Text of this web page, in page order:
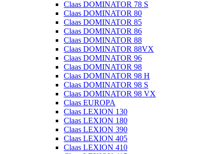
Claas DOMINATOR 78 S
Claas DOMINATOR 80
Claas DOMINATOR 85
Claas DOMINATOR 86
Claas DOMINATOR 88
Claas DOMINATOR 88VX
Claas DOMINATOR 96
Claas DOMINATOR 98
Claas DOMINATOR 98 H
Claas DOMINATOR 98 S
Claas DOMINATOR 98 VX
Claas EUROPA
Claas LEXION 130
Claas LEXION 180
Claas LEXION 390
Claas LEXION 405
Claas LEXION 410